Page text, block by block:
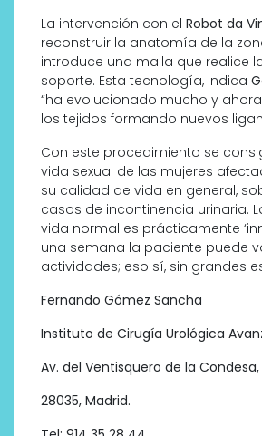
La intervención con el Robot da
reconstruir la anatomía de la
introduce una malla que realice
soporte. Esta tecnología, indica
“ha evolucionado mucho y
los tejidos formando nuevos
Con este procedimiento se
vida sexual de las mujeres
su calidad de vida en general,
casos de incontinencia urinaria.
vida normal es prácticamente
una semana la paciente puede
actividades; eso sí, sin grandes
Fernando Gómez Sancha
Instituto de Cirugía Urológica
Av. del Ventisquero de la Condesa,
28035, Madrid.